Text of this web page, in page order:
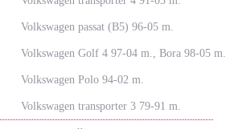
Volkswagen passat (B5) 96-05 m.
Volkswagen Golf 4 97-04 m., Bora 98-05 m.
Volkswagen Polo 94-02 m.
Volkswagen transporter 3 79-91 m.